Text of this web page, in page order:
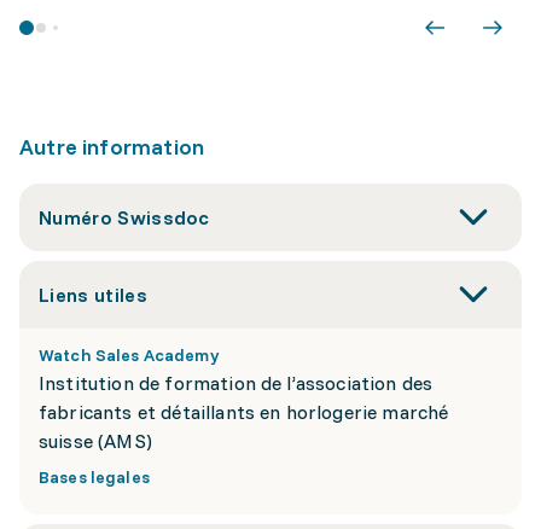
Autre information
Numéro Swissdoc
Liens utiles
Watch Sales Academy
Institution de formation de l’association des
fabricants et détaillants en horlogerie marché
suisse (AMS)
Bases legales